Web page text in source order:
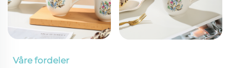
Våre fordeler